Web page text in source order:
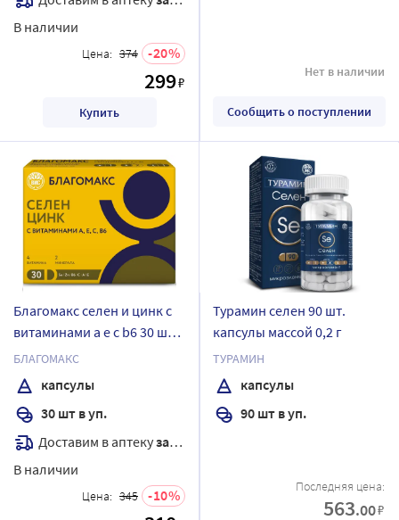
В наличии
Цена: 374 20
299₽
Купить
Нет в наличии
Сообщить о поступлении
Благомакс селен и цинк с
витаминами а е с b6 30 шт.
капсулы массой 0,4 г
БЛАГОМАКС
капсулы
30 шт в уп.
Доставим в аптекузавтра
В наличии
Цена: 345 10
Турамин селен 90 шт.
капсулы массой 0,2 г
ТУРАМИН
капсулы
90 шт в уп.
Последняя цена:
563.00₽